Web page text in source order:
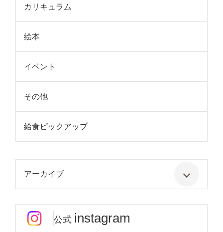
カリキュラム
絵本
イベント
その他
給食ピックアップ
アーカイブ
公式 instagram